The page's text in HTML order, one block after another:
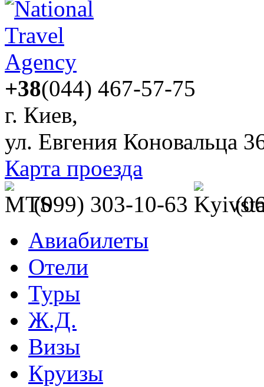
+38(044) 467-57-75
г. Киев,
ул. Евгения Коновальца
Карта проезда
(099) 303-10-63
Авиабилеты
Отели
Туры
Ж.Д.
Визы
Круизы